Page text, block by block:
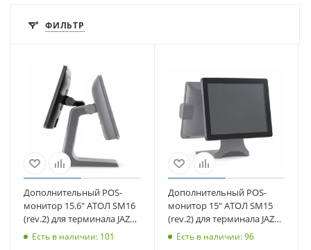
ФИЛЬТР
Дополнительный POS-
монитор 15.6" АТОЛ SM16
(rev.2) для терминала JAZZ
15/16 (51426)
Есть в наличии: 101
Дополнительный POS-
монитор 15" АТОЛ SM15
(rev.2) для терминала JAZZ
15/16 (51425)
Есть в наличии: 96